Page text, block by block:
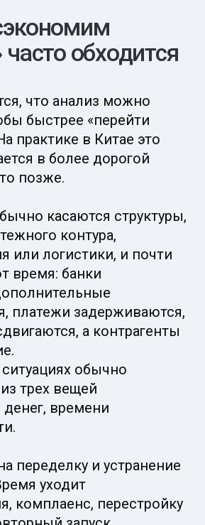
важнее
а анализ
— технический шаг,
единственным.
подхода:
банковского
одновременно.
«открыться»,
потому что она
до того, как
выход в Китай,
лучший первый
а сначала